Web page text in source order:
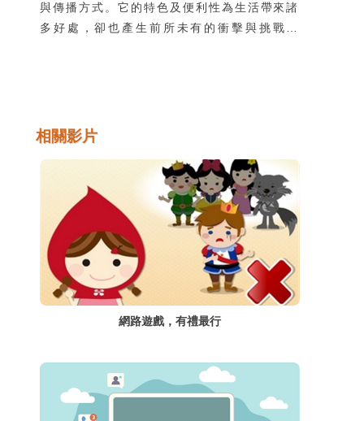
與傳播方式。它的特色及便利性為生活帶來諸
多好處，卻也產生前所未有的衝擊與挑戰。
來檢視自己的網路素養及網路禮儀之必要。培
避免或降低其帶來的負面衝擊。
相關影片
網路遊戲，有禮最行